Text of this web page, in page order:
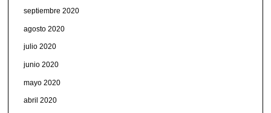
septiembre 2020
agosto 2020
julio 2020
junio 2020
mayo 2020
abril 2020